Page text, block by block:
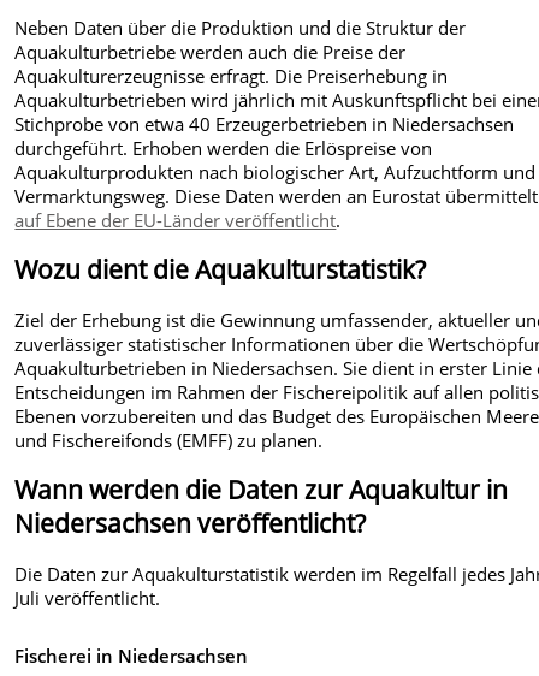
Neben Daten über die Produktion und die Struktur der
Aquakulturbetriebe werden auch die Preise der
Aquakulturerzeugnisse erfragt. Die Preiserhebung in
Aquakulturbetrieben wird jährlich mit Auskunftspflicht bei
Stichprobe von etwa 40 Erzeugerbetrieben in Niedersachsen
durchgeführt. Erhoben werden die Erlöspreise von
Aquakulturprodukten nach biologischer Art, Aufzuchtform und
Vermarktungsweg. Diese Daten werden an Eurostat
auf Ebene der EU-Länder veröffentlicht.
Wozu dient die Aquakulturstatistik?
Ziel der Erhebung ist die Gewinnung umfassender, aktueller
zuverlässiger statistischer Informationen über die
Aquakulturbetrieben in Niedersachsen. Sie dient in erster Linie
Entscheidungen im Rahmen der Fischereipolitik auf allen
Ebenen vorzubereiten und das Budget des Europäischen
und Fischereifonds (EMFF) zu planen.
Wann werden die Daten zur Aquakultur in
Niedersachsen veröffentlicht?
Die Daten zur Aquakulturstatistik werden im Regelfall jedes
Juli veröffentlicht.
Fischerei in Niedersachsen